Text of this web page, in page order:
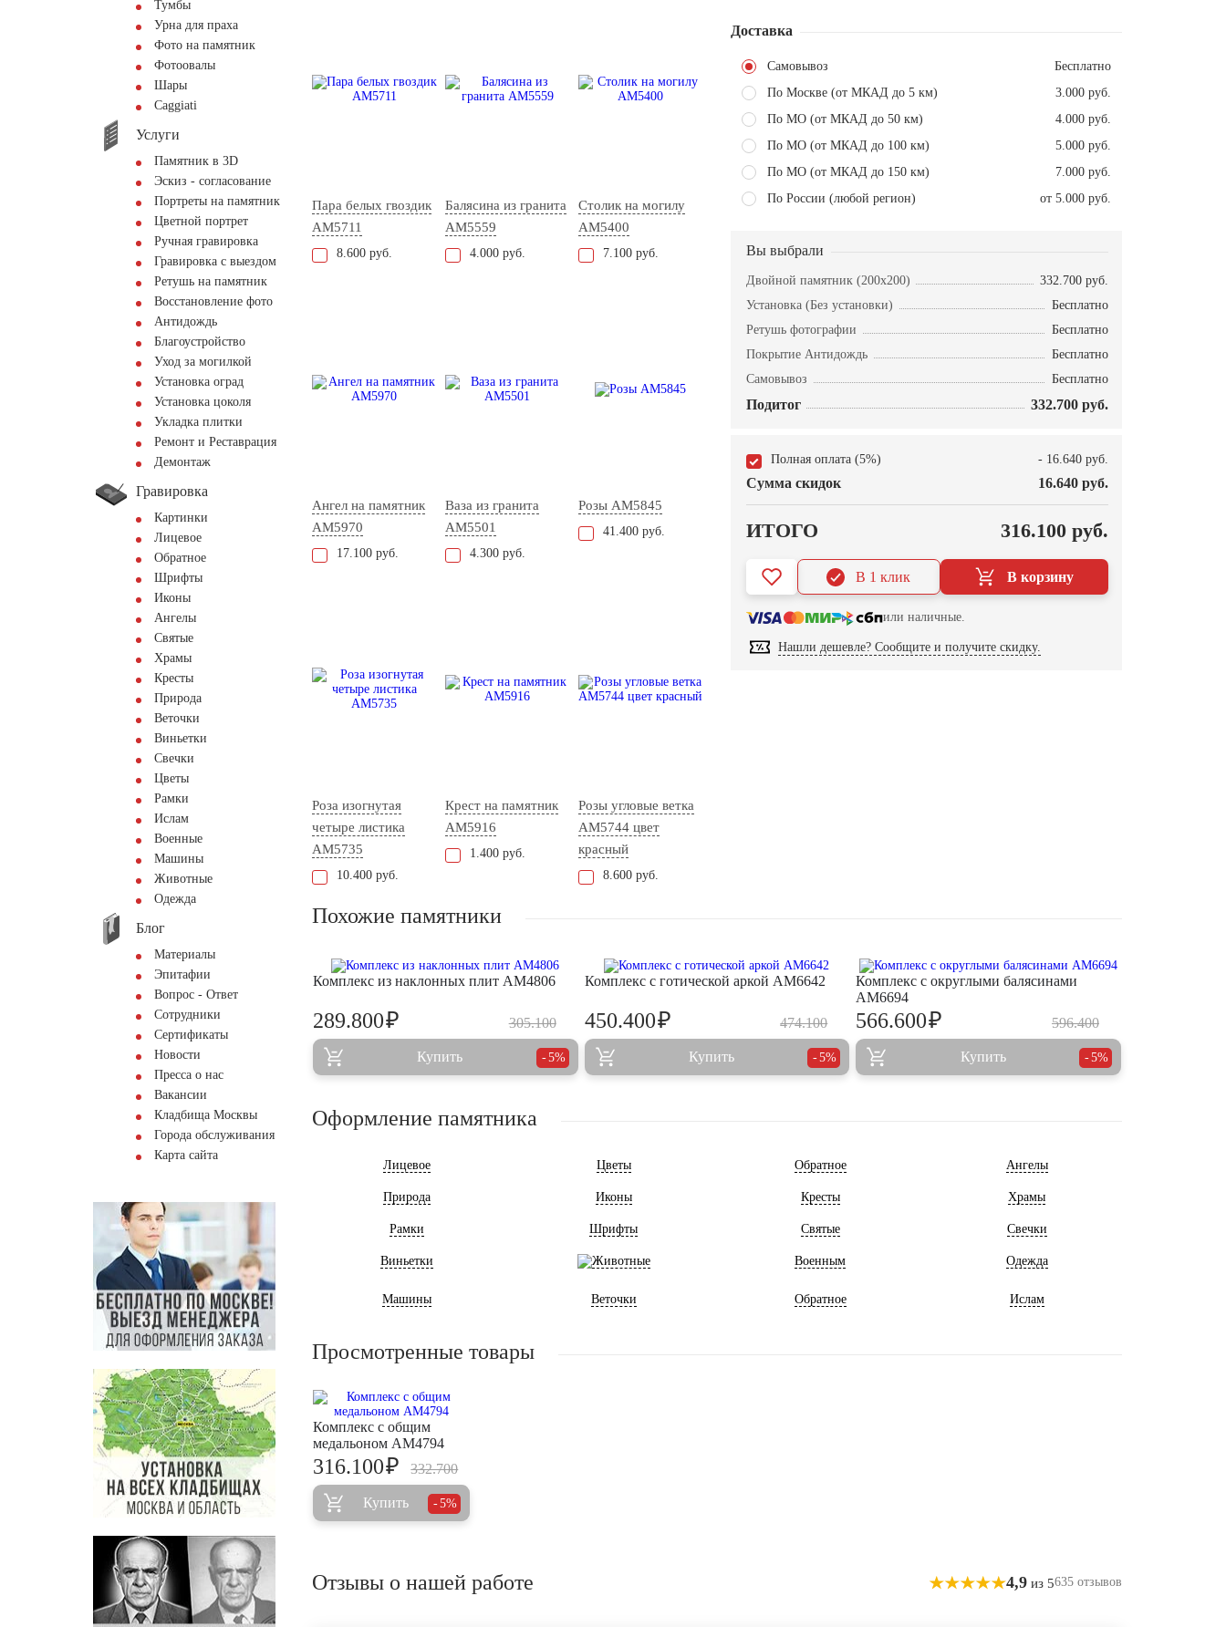
Тумбы
Урна для праха
Фото на памятник
Фотоовалы
Шары
Сaggiati
Услуги
Памятник в 3D
Эскиз - согласование
Портреты на памятник
Цветной портрет
Ручная гравировка
Гравировка с выездом
Ретушь на памятник
Восстановление фото
Антидождь
Благоустройство
Уход за могилкой
Установка оград
Установка цоколя
Укладка плитки
Ремонт и Реставрация
Демонтаж
Гравировка
Картинки
Лицевое
Обратное
Шрифты
Иконы
Ангелы
Святые
Храмы
Кресты
Природа
Веточки
Виньетки
Свечки
Цветы
Рамки
Ислам
Военные
Машины
Животные
Одежда
Блог
Материалы
Эпитафии
Вопрос - Ответ
Сотрудники
Сертификаты
Новости
Пресса о нас
Вакансии
Кладбища Москвы
Города обслуживания
Карта сайта
Пара белых гвоздик
AM5711
8.600 руб.
Балясина из гранита
AM5559
4.000 руб.
Столик на могилу
AM5400
7.100 руб.
Ангел на памятник
AM5970
17.100 руб.
Ваза из гранита
AM5501
4.300 руб.
Розы AM5845
41.400 руб.
Роза изогнутая
четыре листика
AM5735
10.400 руб.
Крест на памятник
AM5916
1.400 руб.
Розы угловые ветка
AM5744 цвет
красный
8.600 руб.
Доставка
Самовывоз
Бесплатно
По Москве (от МКАД до 5 км)
3.000 руб.
По МО (от МКАД до 50 км)
4.000 руб.
По МО (от МКАД до 100 км)
5.000 руб.
По МО (от МКАД до 150 км)
7.000 руб.
По России (любой регион)
от 5.000 руб.
Вы выбрали
Двойной памятник (200x200)
332.700 руб.
Установка (Без установки)
Бесплатно
Ретушь фотографии
Бесплатно
Покрытие Антидождь
Бесплатно
Самовывоз
Бесплатно
Подитог 332.700 руб.
Полная оплата (5%) - 16.640 руб.
Сумма скидок 16.640 руб.
ИТОГО 316.100 руб.
В корзину
В 1 клик
или наличные.
Нашли дешевле? Сообщите и получите скидку.
Похожие памятники
Комплекс из наклонных плит AM4806
305.100
289.800₽
Купить 5%
Комплекс с готической аркой AM6642
474.100
450.400₽
Купить 5%
Комплекс с округлыми балясинами
AM6694
596.400
566.600₽
Купить 5%
Оформление памятника
Лицевое Цветы Обратное Ангелы
Природа Иконы Кресты Храмы
Рамки Шрифты Святые Свечки
Виньетки Животные Военным Одежда
Машины Веточки Обратное Ислам
Просмотренные товары
Комплекс с общим
медальоном AM4794
332.700
316.100₽
Купить 5%
Отзывы о нашей работе 4,9 из 5635 отзывов